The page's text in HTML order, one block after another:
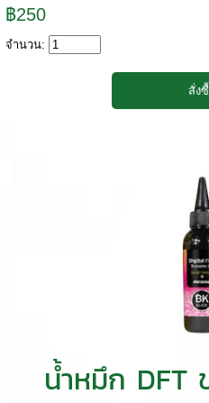
฿250
จำนวน:
น้ำหมึก DFT